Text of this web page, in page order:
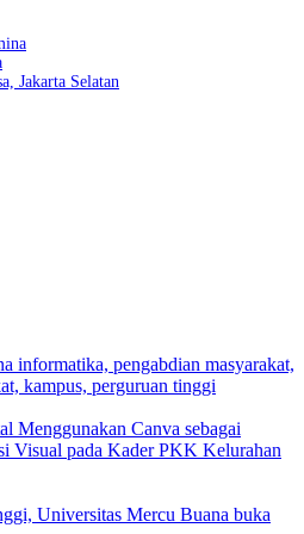
Jakarta Selatan
Menggunakan Canva sebagai
Visual pada Kader PKK Kelurahan
Universitas Mercu Buana buka